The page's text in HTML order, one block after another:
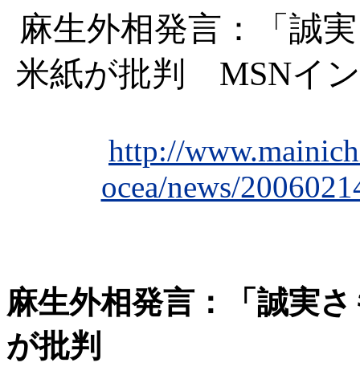
麻生外相発言：「誠
米紙が批判 MSNイ
http://
ocea/news/
麻生外相発言：「誠実
が批判